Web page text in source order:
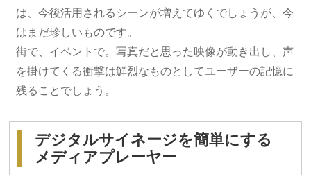
は、今後活用されるシーンが増えてゆくでしょうが、今
はまだ珍しいものです。
街で、イベントで。写真だと思った映像が動き出し、声
を掛けてくる衝撃は鮮烈なものとしてユーザーの記憶に
残ることでしょう。
デジタルサイネージを簡単にする
メディアプレーヤー